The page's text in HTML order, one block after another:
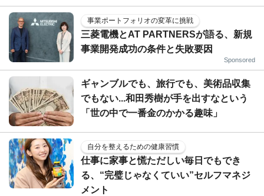
事業ポートフォリオの変革に挑戦
三菱電機とAT PARTNERSが語る、新規
事業開発成功の条件と失敗要因
Sponsored
ギャンブルでも、旅行でも、美術品収集
でもない...和田秀樹が手を出すなという
「世の中で一番金のかかる趣味」
自分を整えるための健康習慣
仕事に家事と慌ただしい毎日でもでき
る、“完璧じゃなくていい”セルフマネジ
メント